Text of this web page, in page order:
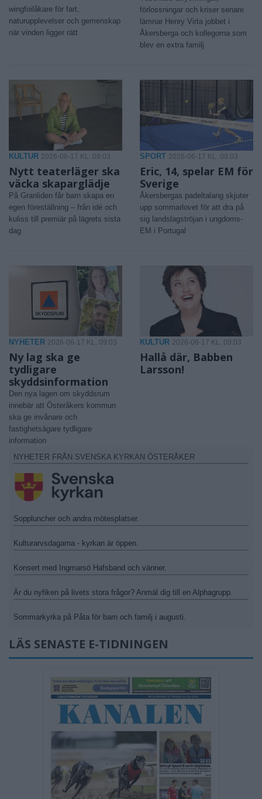
wingfoilåkare för fart,
naturupplevelser och gemenskap
när vinden ligger rätt
förlossningar och kriser senare
lämnar Henry Virta jobbet i
Åkersberga och kollegorna som
blev en extra familj
KULTUR 2026-06-17 KL. 09:03
Nytt teaterläger ska
väcka skaparglädje
På Granliden får barn skapa en
egen föreställning – från idé och
kuliss till premiär på lägrets sista
dag
SPORT 2026-06-17 KL. 09:03
Eric, 14, spelar EM för
Sverige
Åkersbergas padeltalang skjuter
upp sommarlovet för att dra på
sig landslagströjan i ungdoms-
EM i Portugal
NYHETER 2026-06-17 KL. 09:03
Ny lag ska ge
tydligare
skyddsinformation
Den nya lagen om skyddsrum
innebär att Österåkers kommun
ska ge invånare och
fastighetsägare tydligare
information
KULTUR 2026-06-17 KL. 09:03
Hallå där, Babben
Larsson!
NYHETER FRÅN SVENSKA KYRKAN ÖSTERÅKER
Soppluncher och andra mötesplatser.
Kulturarvsdagarna - kyrkan är öppen.
Konsert med Ingmarsö Hafsband och vänner.
Är du nyfiken på livets stora frågor? Anmäl dig till en Alphagrupp.
Sommarkyrka på Påta för barn och familj i augusti.
LÄS SENASTE E-TIDNINGEN